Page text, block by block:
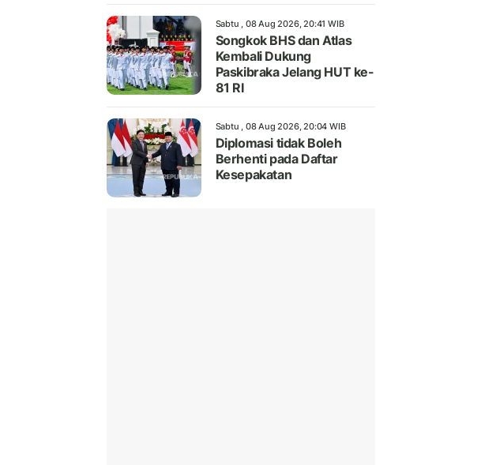
Sabtu , 08 Aug 2026, 20:41 WIB
Songkok BHS dan Atlas
Kembali Dukung
Paskibraka Jelang HUT ke-
81 RI
Sabtu , 08 Aug 2026, 20:04 WIB
Diplomasi tidak Boleh
Berhenti pada Daftar
Kesepakatan